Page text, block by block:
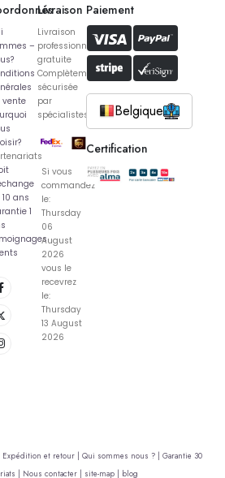
–
vente
10 ans
1
Livraison
Livraison
professionnelle
gratuite
Complètement
sécurisée
par
spécialistes
Si vous
commandez
le:
Thursday
06
August
2026
vous le
recevrez
le:
Thursday
13 August
2026
Paiement
Belgique
Certification
Expédition et retour | Qui sommes nous ? | Garantie 30
| Nous contacter | site-map | blog